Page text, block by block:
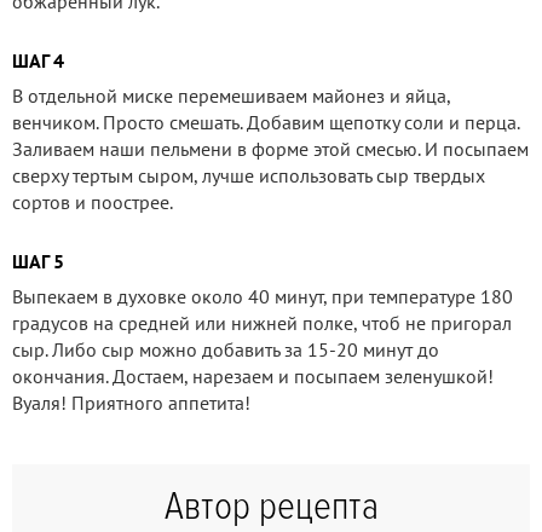
ШАГ 4
В отдельной миске перемешиваем майонез и яйца,
венчиком. Просто смешать. Добавим щепотку соли и перца.
Заливаем наши пельмени в форме этой смесью. И посыпаем
сверху тертым сыром, лучше использовать сыр твердых
сортов и поострее.
ШАГ 5
Выпекаем в духовке около 40 минут, при температуре 180
градусов на средней или нижней полке, чтоб не пригорал
сыр. Либо сыр можно добавить за 15-20 минут до
окончания. Достаем, нарезаем и посыпаем зеленушкой!
Вуаля! Приятного аппетита!
Автор рецепта